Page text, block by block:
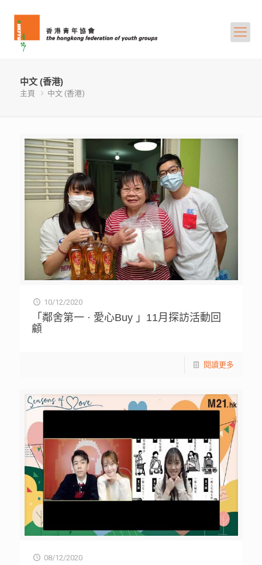
中文 (香港)
主頁 中文 (香港)
10/12/2020
「鄰舍第一 · 愛心Buy 」11月探訪活動回
顧
閱讀更多
08/12/2020